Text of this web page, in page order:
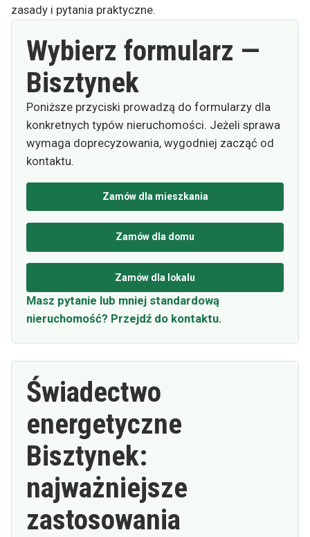
zasady i pytania praktyczne.
Wybierz formularz —
Bisztynek
Poniższe przyciski prowadzą do formularzy dla
konkretnych typów nieruchomości. Jeżeli sprawa
wymaga doprecyzowania, wygodniej zacząć od
kontaktu.
Zamów dla mieszkania
Zamów dla domu
Zamów dla lokalu
Masz pytanie lub mniej standardową
nieruchomość? Przejdź do kontaktu.
Świadectwo
energetyczne
Bisztynek:
najważniejsze
zastosowania